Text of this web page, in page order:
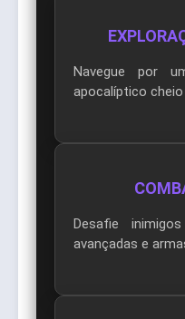
Navegue por
apocalíptico
Desafie
avançadas e